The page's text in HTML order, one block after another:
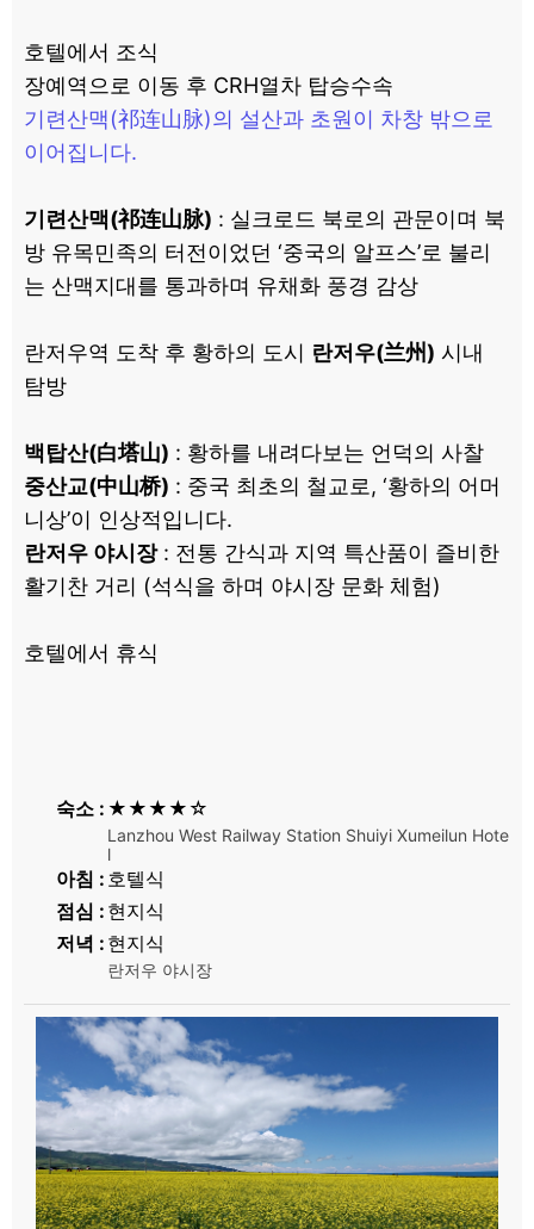
호텔에서 조식
장예역으로 이동 후 CRH열차 탑승수속
기련산맥(祁连山脉)의 설산과 초원이 차창 밖으로
이어집니다.
기련산맥(祁连山脉) : 실크로드 북로의 관문이며 북
방 유목민족의 터전이었던 ‘중국의 알프스’로 불리
는 산맥지대를 통과하며 유채화 풍경 감상
란저우역 도착 후 황하의 도시 란저우(兰州) 시내
탐방
백탑산(白塔山) : 황하를 내려다보는 언덕의 사찰
중산교(中山桥) : 중국 최초의 철교로, ‘황하의 어머
니상’이 인상적입니다.
란저우 야시장: 전통 간식과 지역 특산품이 즐비한
활기찬 거리 (석식을 하며 야시장 문화 체험)
호텔에서 휴식
숙소 ★★★★☆
Lanzhou West Railway Station Shuiyi Xumeilun Hote
l
아침
호텔식
점심
현지식
저녁
현지식
란저우 야시장